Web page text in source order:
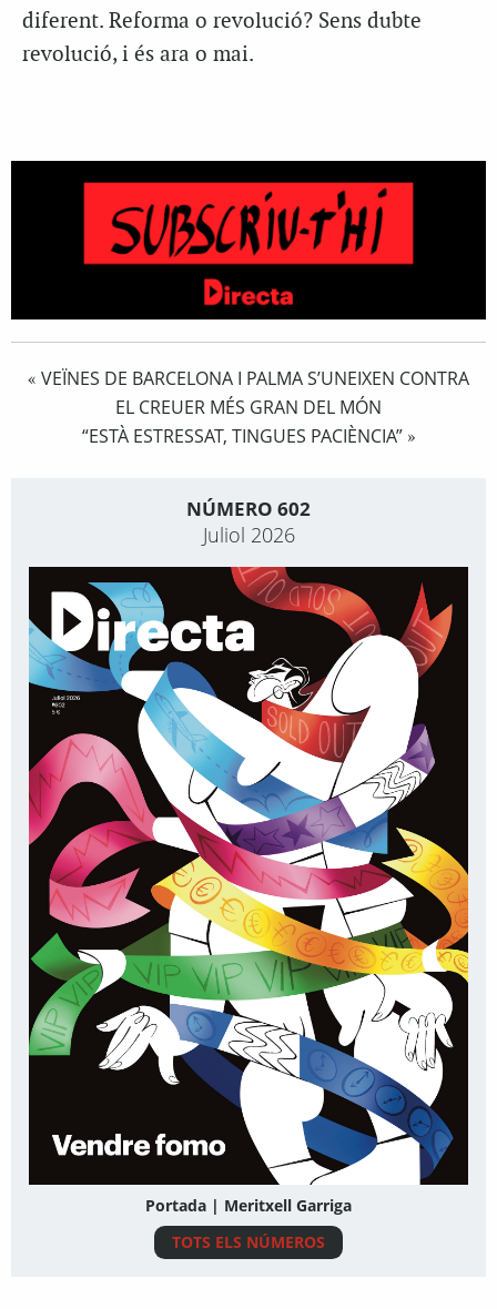
diferent. Reforma o revolució? Sens dubte
revolució, i és ara o mai.
« VEÏNES DE BARCELONA I PALMA S’UNEIXEN CONTRA
EL CREUER MÉS GRAN DEL MÓN
“ESTÀ ESTRESSAT, TINGUES PACIÈNCIA”»
NÚMERO 602
Juliol 2026
Portada | Meritxell Garriga
TOTS ELS NÚMEROS